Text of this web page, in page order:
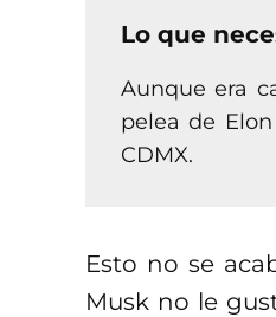
Lo que
Aunque era
pelea de
CDMX.
Esto no se
Musk no le